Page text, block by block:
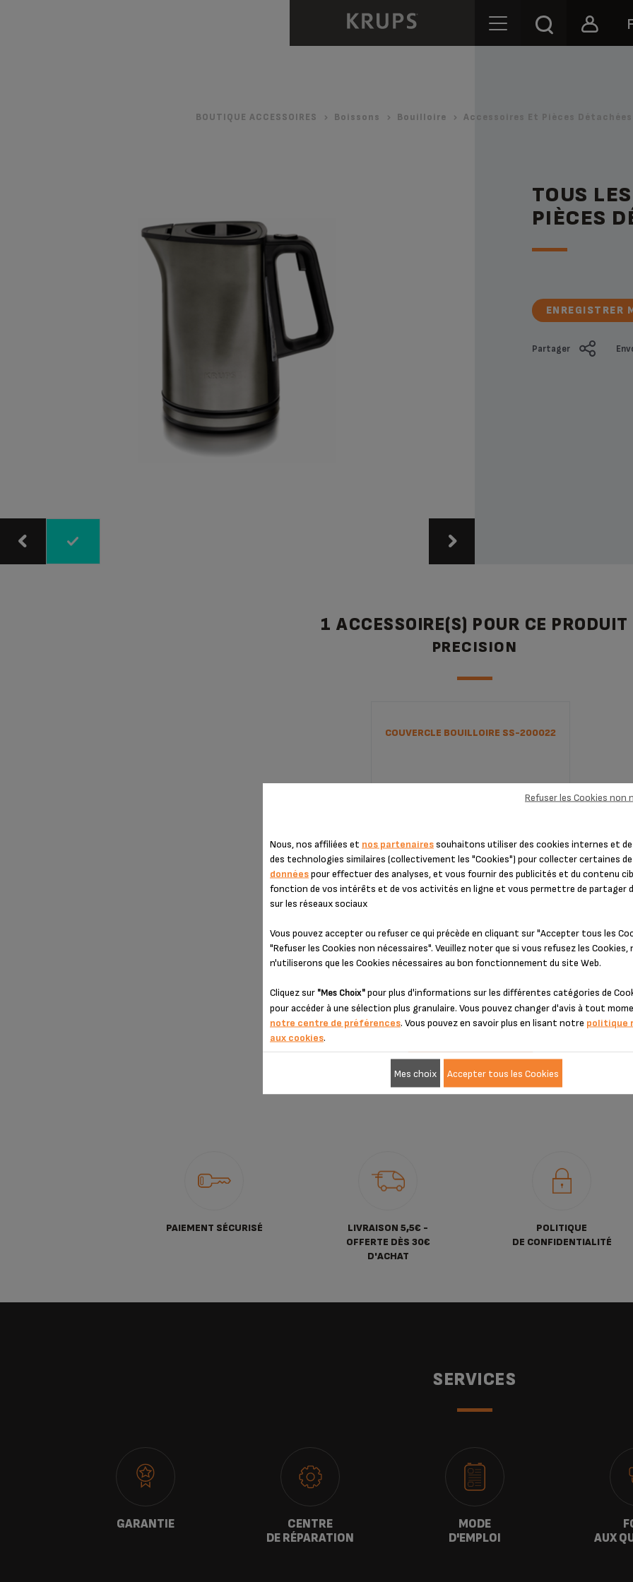
BOUTIQUE ACCESSOIRES Boissons Bouilloire Accessoires Et Pièces Détachées
TOUS
PIÈCES
ENREGISTRER
Partager
1 ACCESSOIRE(S) POUR CE PRODUIT
PRECISION
COUVERCLE BOUILLOIRE SS-200022
Stock disponible
PAIEMENT SÉCURISÉ
LIVRAISON 5,5€ -
OFFERTE DÈS 30€
D'ACHAT
POLITIQUE
DE CONFIDENTIALITÉ
SERVICES
GARANTIE
CENTRE
DE RÉPARATION
MODE
D'EMPLOI
AUX
Nous, nos affiliées et nos partenairessouhaitons utiliser des cookies internes et
des technologies similaires (collectivement les "Cookies") pour collecter certaines de
donnéespour effectuer des analyses, et vous fournir des publicités et du contenu
fonction de vos intérêts et de vos activités en ligne et vous permettre de partager
sur les réseaux sociaux
Vous pouvez accepter ou refuser ce qui précède en cliquant sur "Accepter tous les
"Refuser les Cookies non nécessaires". Veuillez noter que si vous refusez les Cookies,
n'utiliserons que les Cookies nécessaires au bon fonctionnement du site Web.
Cliquez sur "Mes Choix"pour plus d'informations sur les différentes catégories de
pour accéder à une sélection plus granulaire. Vous pouvez changer d'avis à tout
notre centre de préférences. Vous pouvez en savoir plus en lisant notre politique
aux cookies.
Refuser les Cookies non
Mes choix Accepter tous les Cookies